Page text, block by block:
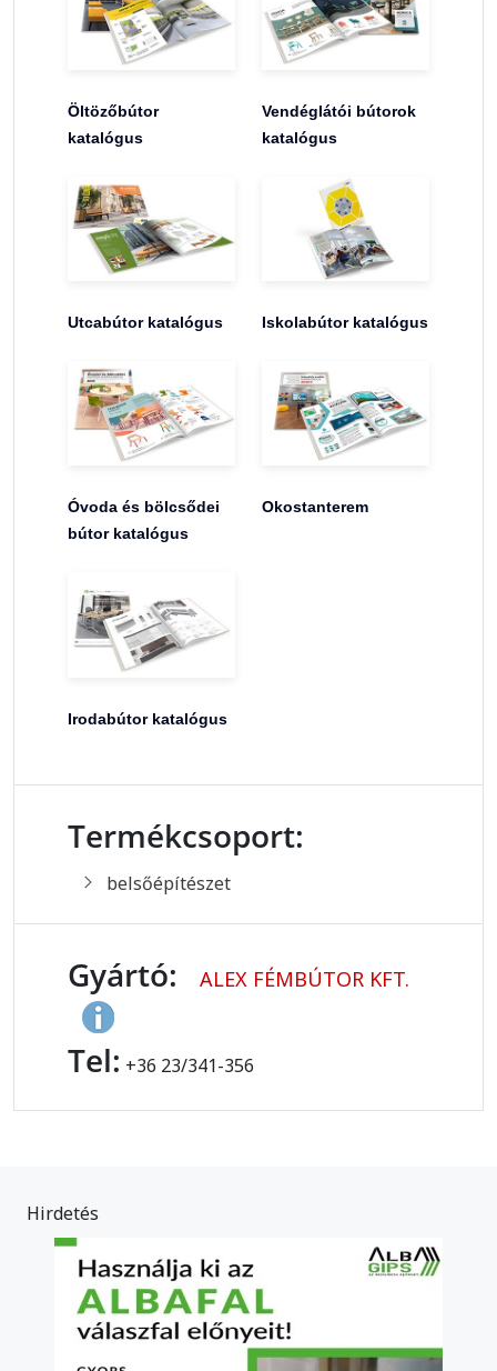
Öltözőbútor
katalógus
Vendéglátói bútorok
katalógus
Utcabútor katalógus Iskolabútor katalógus
Óvoda és bölcsődei
bútor katalógus
Okostanterem
Irodabútor katalógus
Termékcsoport:
belsőépítészet
Gyártó: ALEX FÉMBÚTOR KFT.
Tel: +36 23/341-356
Hirdetés